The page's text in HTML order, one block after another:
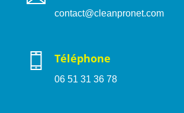
contact@cleanpronet.com
Téléphone
06 51 31 36 78